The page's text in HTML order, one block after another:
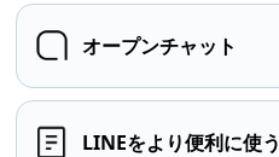
オープンチャット
LINEをより便利に使う